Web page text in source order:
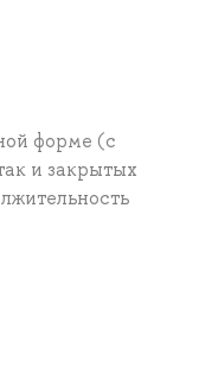
форме (с
и закрытых